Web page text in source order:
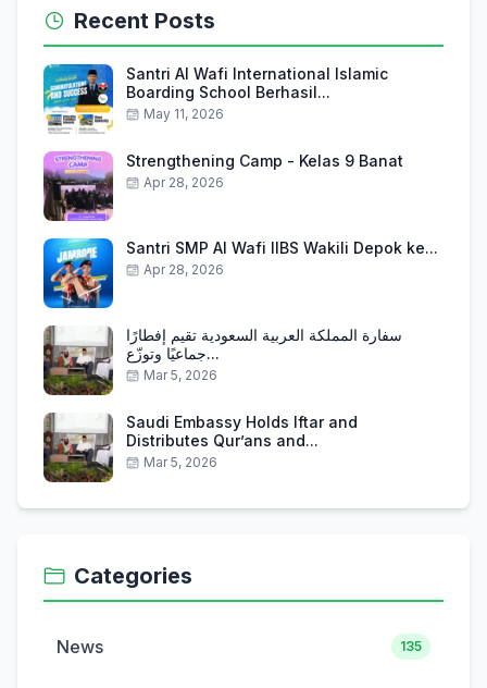
Recent Posts
Santri Al Wafi International Islamic
Boarding School Berhasil...
May 11, 2026
Strengthening Camp - Kelas 9 Banat
Apr 28, 2026
Santri SMP Al Wafi IIBS Wakili Depok ke...
Apr 28, 2026
سفارة المملكة العربية السعودية تقيم إفطارًا
جماعيًا وتوزّع...
Mar 5, 2026
Saudi Embassy Holds Iftar and
Distributes Qur’ans and...
Mar 5, 2026
Categories
News 135